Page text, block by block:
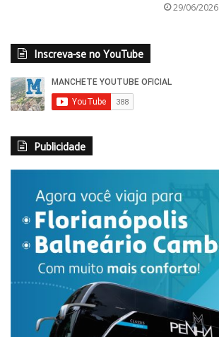
29/06/2026
Inscreva-se no YouTube
Publicidade